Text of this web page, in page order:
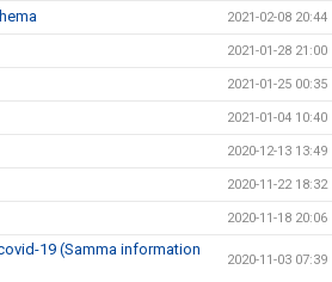
2021-02-08 20:44
2021-01-28 21:00
2021-01-25 00:35
2021-01-04 10:40
2020-12-13 13:49
2020-11-22 18:32
2020-11-18 20:06
19 (Samma information
2020-11-03 07:39